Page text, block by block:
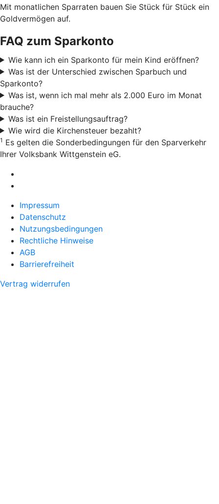
Mit monatlichen Sparraten bauen Sie Stück für Stück ein
Goldvermögen auf.
FAQ zum Sparkonto
Wie kann ich ein Sparkonto für mein Kind eröffnen?
Was ist der Unterschied zwischen Sparbuch und
Sparkonto?
Was ist, wenn ich mal mehr als 2.000 Euro im Monat
brauche?
Was ist ein Freistellungsauftrag?
Wie wird die Kirchensteuer bezahlt?
1 Es gelten die Sonderbedingungen für den Sparverkehr
Ihrer Volksbank Wittgenstein eG.
Impressum
Datenschutz
Nutzungsbedingungen
Rechtliche Hinweise
AGB
Barrierefreiheit
Vertrag widerrufen